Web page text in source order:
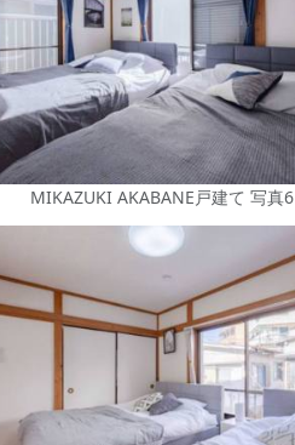
MIKAZUKI AKABANE戸建て 写真6